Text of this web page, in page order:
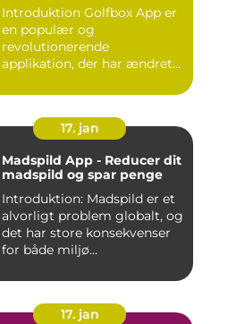
Introduktion Golfbox App er
en populær og
revolutionerende
applikation, der har ændret
17. jan
Madspild App - Reducer dit
madspild og spar penge
Introduktion: Madspild er et
alvorligt problem globalt, og
det har store konsekvenser
for både miljø...
17. jan